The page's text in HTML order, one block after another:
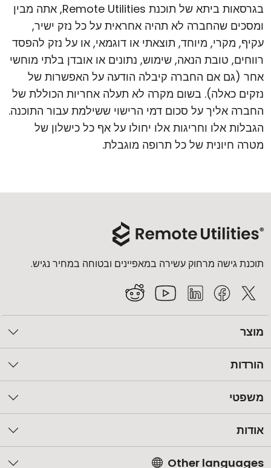
בגרסאות ביתא של תוכנת Remote Utilities, אתה מבין
ומסכים שהחברה לא תהיה אחראית על כל נזק ישיר,
עקיף, מקרי, מיוחד, תוצאתי או דוגמאי, או על נזק להפסד
רווחים, טובת הנאה, שימוש, נתונים או אובדן בלתי מוחשי
אחר (גם אם החברה קיבלה הודעה על האפשרות של
נזקים כאלה). בשום מקרה לא תעלה אחריות הכוללת של
החברה אליך על סכום דמי הרישוי ששילמת עבור התוכנה.
הגבלות אלו וחריגות אלו יחולו על אף כל כישלון של
מטרה חיונית של כל תרופה מוגבלת.
תוכנת גישה מרחוק עשירה במאפיינים ובטוחה במחיר נגיש.
מוצר
הורדות
משפטי
אודות
Other languages